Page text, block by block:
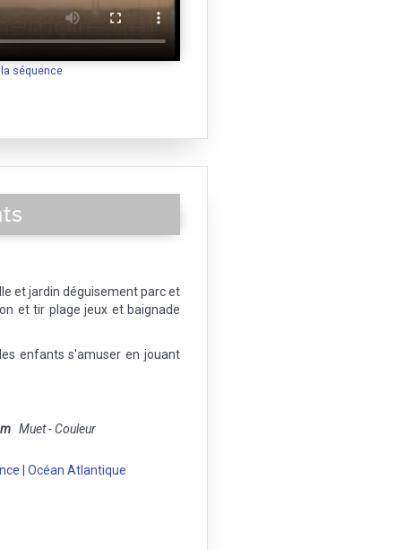
séquence
et jardin déguisement parc et
et tir plage jeux et baignade
enfants s'amuser en jouant
Muet - Couleur
Océan Atlantique